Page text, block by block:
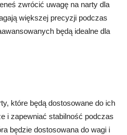
zwrócić uwagę na narty dla
większej precyzji podczas
będą idealne dla
które będą dostosowane do ich
i zapewniać stabilność podczas
będzie dostosowana do wagi i